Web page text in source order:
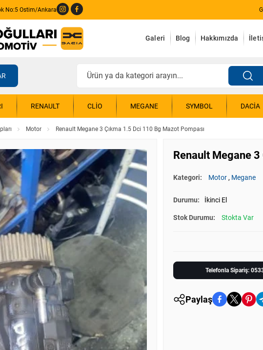
No:5 Ostim/Ankara
Galeri Blog Hakkımızda
RENAULT CLIO MEGANE SYMBOL DACIA
Motor Renault Megane 3 Çıkma 1.5 Dci 110 Bg Mazot Pompası
Renault Megane 3
Kategori: Motor, Megane
Durumu: İkinci El
Stok Durumu: Stokta Var
Telefonla Sipariş:
Paylaş